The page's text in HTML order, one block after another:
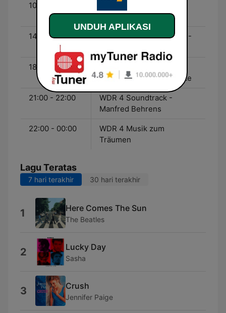
10:00 - 14:00
Carina Vogt
14:00 - 18:00
WDR 4 Mein Nachmittag -
18:00 - 21:00
Feierabend - Katia Franke
21:00 - 22:00
WDR 4 Soundtrack -
Manfred Behrens
22:00 - 00:00
WDR 4 Musik zum
Träumen
Lagu Teratas
7 hari terakhir 30 hari terakhir
1 Here Comes The Sun
The Beatles
2 Lucky Day
Sasha
3 Crush
Jennifer Paige
UNDUH APLIKASI